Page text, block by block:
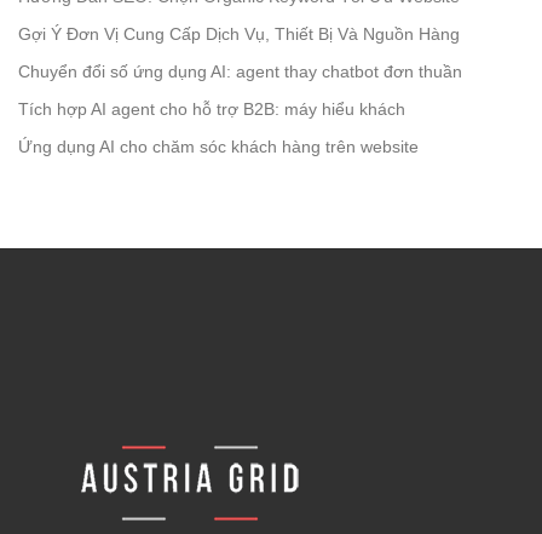
Gợi Ý Đơn Vị Cung Cấp Dịch Vụ, Thiết Bị Và Nguồn Hàng
Chuyển đổi số ứng dụng AI: agent thay chatbot đơn thuần
Tích hợp AI agent cho hỗ trợ B2B: máy hiểu khách
Ứng dụng AI cho chăm sóc khách hàng trên website